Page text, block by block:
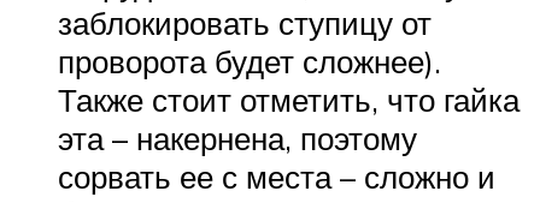
заблокировать ступицу от
проворота будет сложнее).
Также стоит отметить, что гайка
эта – накернена, поэтому
сорвать ее с места – сложно и